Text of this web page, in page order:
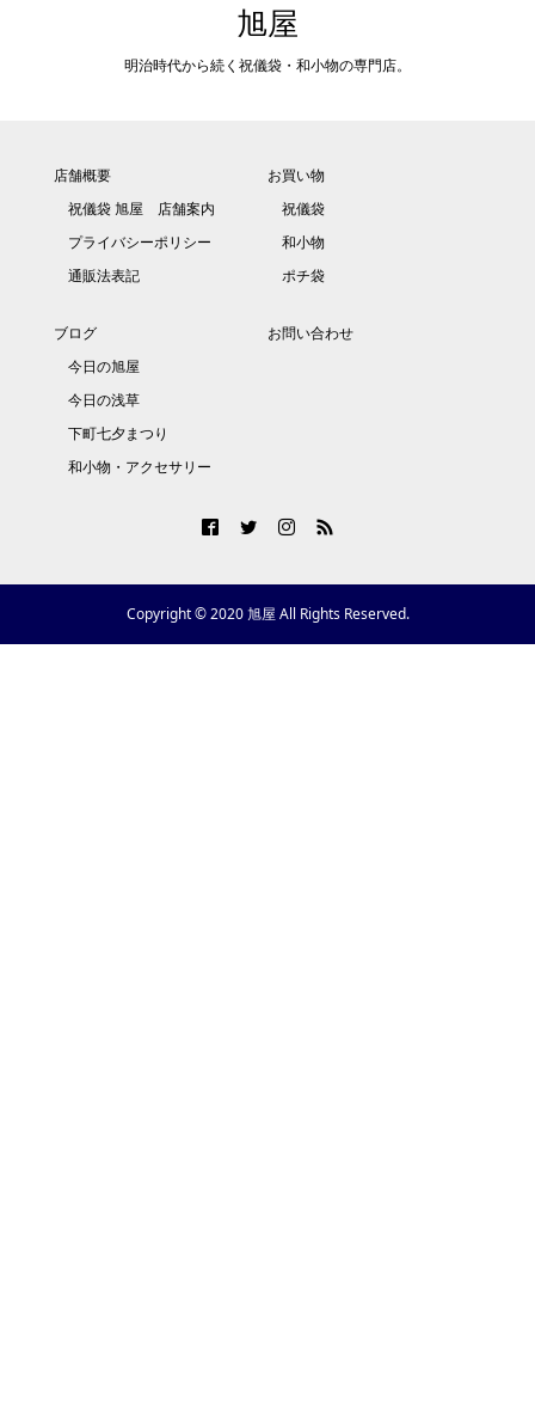
旭屋
明治時代から続く祝儀袋・和小物の専門店。
店舗概要
祝儀袋 旭屋 店舗案内
プライバシーポリシー
通販法表記
お買い物
祝儀袋
和小物
ポチ袋
ブログ
今日の旭屋
今日の浅草
下町七夕まつり
和小物・アクセサリー
お問い合わせ
Copyright © 2020 旭屋 All Rights Reserved.